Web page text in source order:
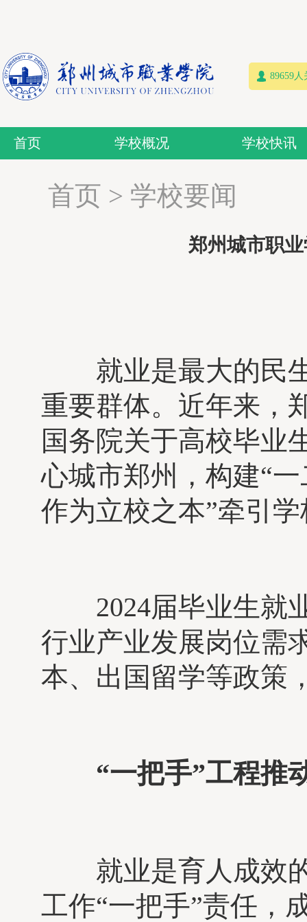
89659人
首页 学校概况 学校快讯
首页 > 学校要闻
郑州城市职
就业是最大的民生
重要群体。近年来，
国务院关于高校毕业
心城市郑州，构建“
作为立校之本”牵引
2024届毕业生就业
行业产业发展岗位需
本、出国留学等政策
“一把手”工程推
就业是育人成效的
工作“一把手”责任，